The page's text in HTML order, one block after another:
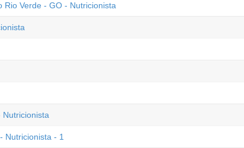
Verde - GO - Nutricionista
Nutricionista
Nutricionista - 1